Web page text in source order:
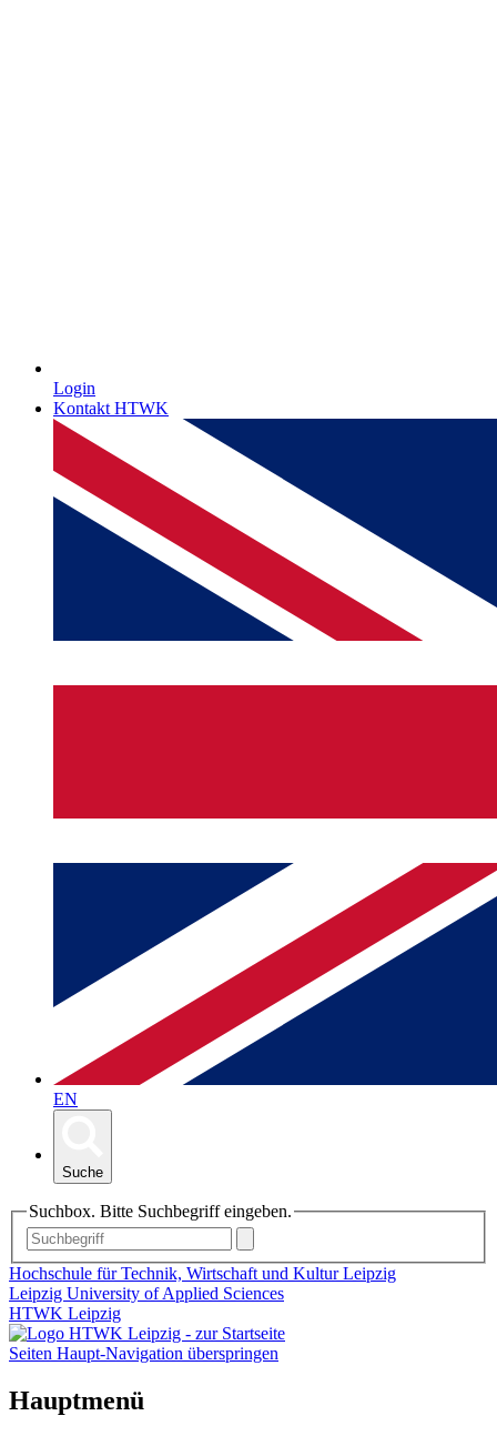
Login
Kontakt HTWK
EN
Suche
Suchbox. Bitte Suchbegriff eingeben.
Hochschule für Technik, Wirtschaft und Kultur Leipzig
Leipzig University of Applied Sciences
HTWK Leipzig
Seiten Haupt-Navigation überspringen
Hauptmenü